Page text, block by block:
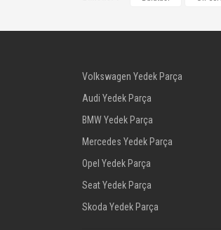
Volkswagen Yedek Parça
Audi Yedek Parça
BMW Yedek Parça
Mercedes Yedek Parça
Opel Yedek Parça
Seat Yedek Parça
Skoda Yedek Parça